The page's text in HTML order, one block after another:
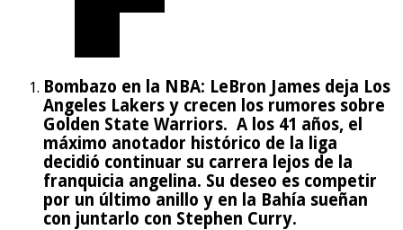
Bombazo en la NBA: LeBron James deja Los
Angeles Lakers y crecen los rumores sobre
Golden State Warriors. A los 41 años, el
máximo anotador histórico de la liga
decidió continuar su carrera lejos de la
franquicia angelina. Su deseo es competir
por un último anillo y en la Bahía sueñan
con juntarlo con Stephen Curry.